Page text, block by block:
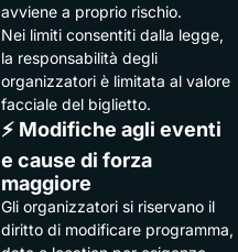
avviene a proprio rischio.
Nei limiti consentiti dalla legge,
la responsabilità degli
organizzatori è limitata al valore
facciale del biglietto.
⚡ Modifiche agli eventi
e cause di forza
maggiore
Gli organizzatori si riservano il
diritto di modificare programma,